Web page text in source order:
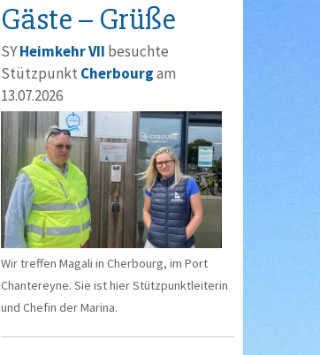
Gäste – Grüße
SYHeimkehr VII besuchte
Stützpunkt Cherbourgam
13.07.2026
Wir treffen Magali in Cherbourg, im Port
Chantereyne. Sie ist hier Stützpunktleiterin
und Chefin der Marina.